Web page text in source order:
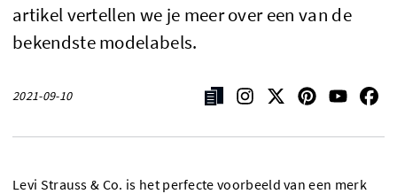
artikel vertellen we je meer over een van de
bekendste modelabels.
2021-09-10
Levi Strauss & Co. is het perfecte voorbeeld van een merk